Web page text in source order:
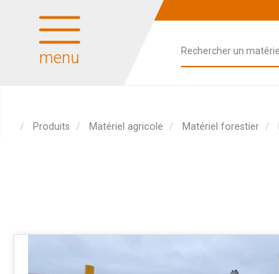
menu
Produits Matériel agricole Matériel forestier